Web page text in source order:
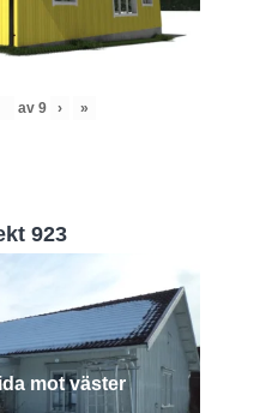
av 9 › »
923
mot väster